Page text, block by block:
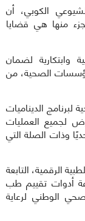
الكوبي، أن
منها هي قضايا
وابتكارية لضمان
الصحية، من
لبرنامج الديناميات
لجميع العمليات
وذات الصلة التي
الرقمية، التابعة
أدوات تقييم طب
الوطني لرعاية